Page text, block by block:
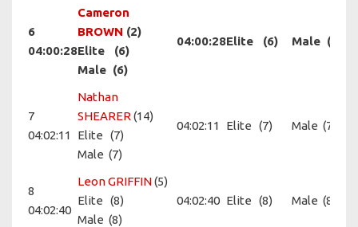
6
04:00:28
Cameron
BROWN (2)
Elite (6)
Male (6)
04:00:28Elite (6) Male (6)
7
04:02:11
Nathan
SHEARER (14)
Elite (7)
Male (7)
04:02:11 Elite (7) Male (7)
8
04:02:40
Leon GRIFFIN(5)
Elite (8)
Male (8)
04:02:40 Elite (8) Male (8)